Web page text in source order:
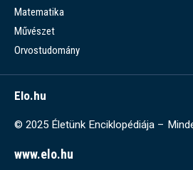
Matematika
Művészet
Orvostudomány
Elo.hu
© 2025 Életünk Enciklopédiája –
www.elo.hu